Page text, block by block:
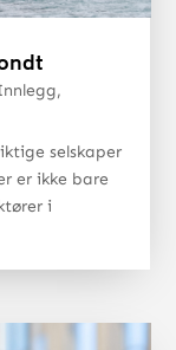
,
selskaper
er ikke bare
i